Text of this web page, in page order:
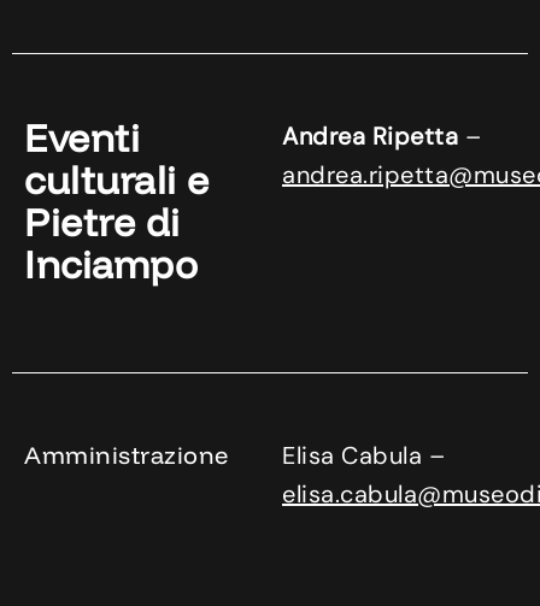
Eventi
culturali e
Pietre di
Inciampo
Andrea Ripetta –
Amministrazione
Elisa Cabula –